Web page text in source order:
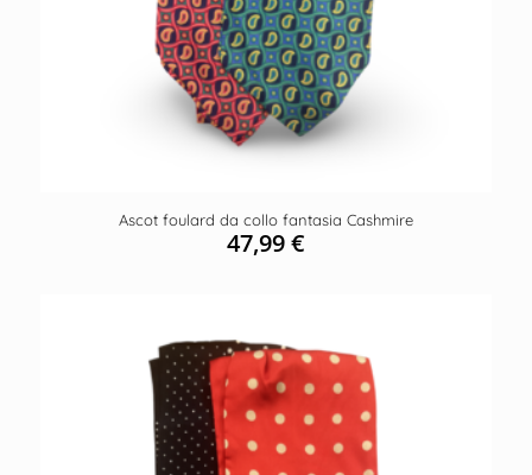
Ascot foulard da collo fantasia Cashmire
47,99€